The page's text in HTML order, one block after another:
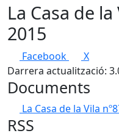
La Casa de
2015
Facebook
X
Darrera actualització:
Documents
La Casa de la Vila
RSS